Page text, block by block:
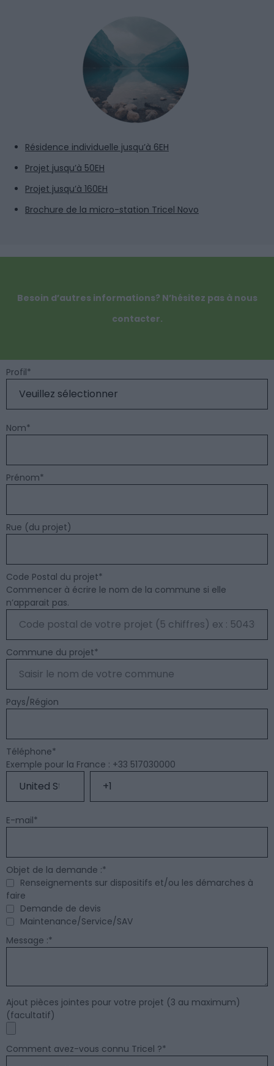
Résidence individuelle jusqu’à 6EH
Projet jusqu’à 50EH
Projet jusqu’à 160EH
Brochure de la micro-station Tricel Novo
Besoin d’autres informations? N’hésitez pas à nous
contacter.
Profil*
Nom*
Prénom*
Rue (du projet)
Code Postal du projet*
Commencer à écrire le nom de la commune si elle
n’apparait pas.
Commune du projet*
Pays/Région
Téléphone*
Exemple pour la France : +33 517030000
E-mail*
Objet de la demande :*
Renseignements sur dispositifs et/ou les démarches à
faire
Demande de devis
Maintenance/Service/SAV
Message :*
Ajout pièces jointes pour votre projet (3 au maximum)
(facultatif)
Comment avez-vous connu Tricel ?*